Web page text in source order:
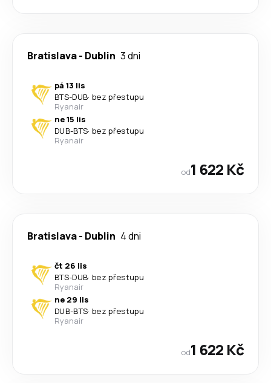
Bratislava- Dublin 3 dni
pá 13 lis
BTS-DUB· bez přestupu
Ryanair
ne 15 lis
DUB-BTS· bez přestupu
Ryanair
od1 622 Kč
Bratislava- Dublin 4 dni
čt 26 lis
BTS-DUB· bez přestupu
Ryanair
ne 29 lis
DUB-BTS· bez přestupu
Ryanair
od1 622 Kč